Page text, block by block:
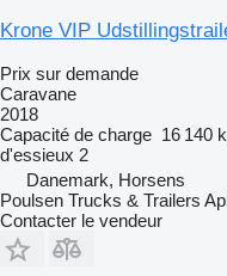
Krone VIP
Prix sur demande
Caravane
2018
Capacité de charge 16 140
d'essieux 2
Danemark, Horsens
Poulsen Trucks & Trailers
Contacter le vendeur